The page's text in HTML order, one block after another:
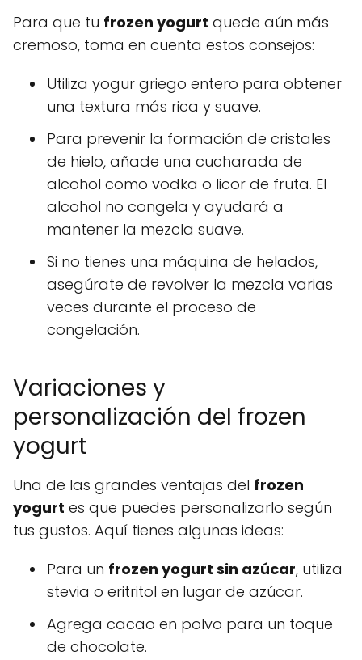
Para que tu frozen yogurt quede aún más
cremoso, toma en cuenta estos consejos:
Utiliza yogur griego entero para obtener
una textura más rica y suave.
Para prevenir la formación de cristales
de hielo, añade una cucharada de
alcohol como vodka o licor de fruta. El
alcohol no congela y ayudará a
mantener la mezcla suave.
Si no tienes una máquina de helados,
asegúrate de revolver la mezcla varias
veces durante el proceso de
congelación.
Variaciones y
personalización del frozen
yogurt
Una de las grandes ventajas del frozen
yogurt es que puedes personalizarlo según
tus gustos. Aquí tienes algunas ideas:
Para un frozen yogurt sin azúcar, utiliza
stevia o eritritol en lugar de azúcar.
Agrega cacao en polvo para un toque
de chocolate.